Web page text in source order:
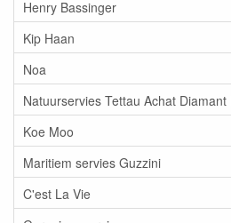
Henry Bassinger
Kip Haan
Noa
Natuurservies Tettau Achat
Koe Moo
Maritiem servies Guzzini
C'est La Vie